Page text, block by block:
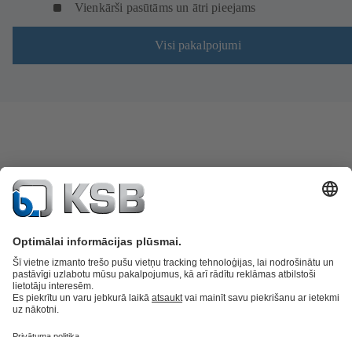
Vienkārši pasūtāms un ātri pieejams
Visi pakalpojumi